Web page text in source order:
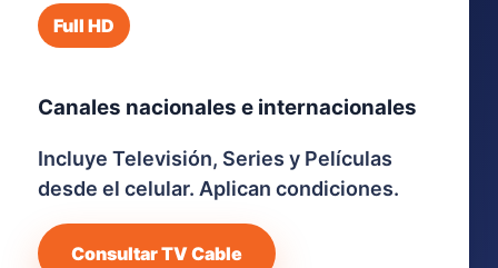
Full HD
Canales nacionales e internacionales
Incluye Televisión, Series y Películas
desde el celular. Aplican condiciones.
Consultar TV Cable